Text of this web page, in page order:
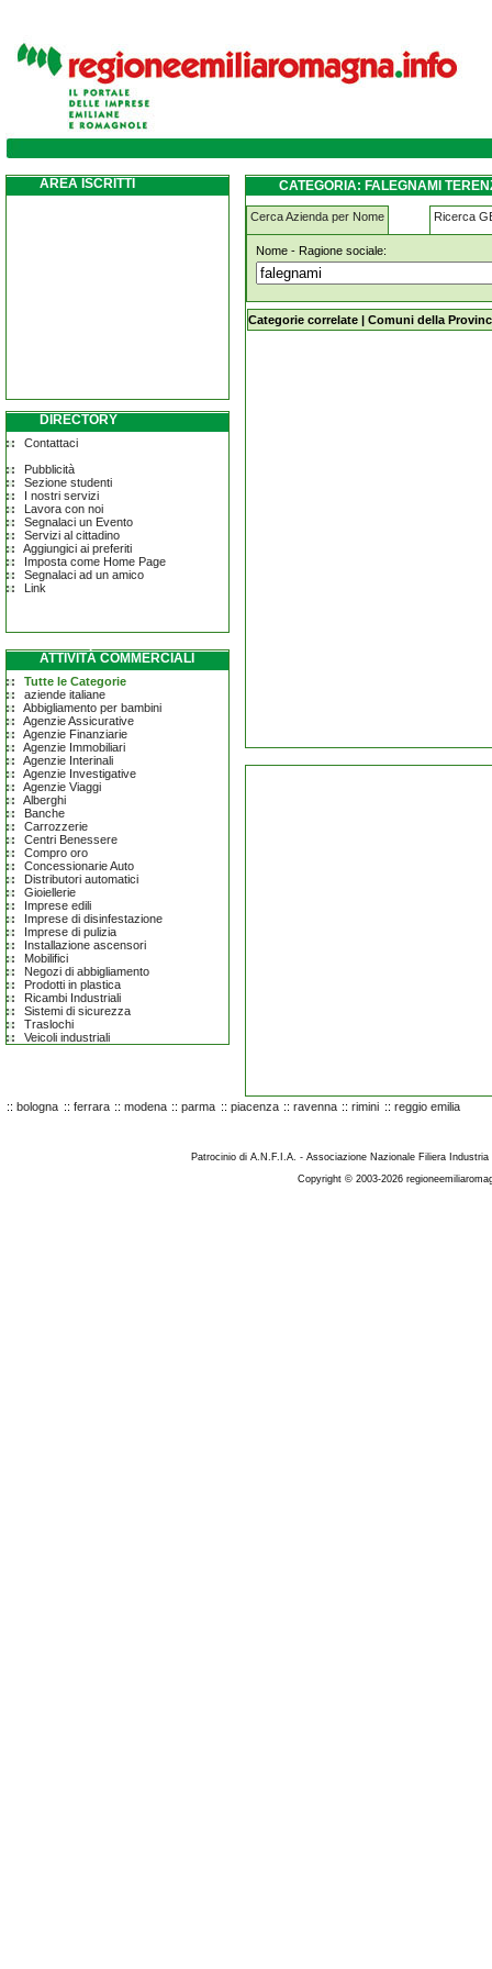
falegnami terenzo
AREA ISCRITTI
DIRECTORY
Contattaci
Pubblicità
Sezione studenti
I nostri servizi
Lavora con noi
Segnalaci un Evento
Servizi al cittadino
Aggiungici ai preferiti
Imposta come Home Page
Segnalaci ad un amico
Link
ATTIVITÀ COMMERCIALI
Tutte le Categorie
aziende italiane
Abbigliamento per bambini
Agenzie Assicurative
Agenzie Finanziarie
Agenzie Immobiliari
Agenzie Interinali
Agenzie Investigative
Agenzie Viaggi
Alberghi
Banche
Carrozzerie
Centri Benessere
Compro oro
Concessionarie Auto
Distributori automatici
Gioiellerie
Imprese edili
Imprese di disinfestazione
Imprese di pulizia
Installazione ascensori
Mobilifici
Negozi di abbigliamento
Prodotti in plastica
Ricambi Industriali
Sistemi di sicurezza
Traslochi
Veicoli industriali
CATEGORIA: FALEGNAMI
Cerca Azienda per Nome Ricerca
Nome - Ragione sociale:
falegnami terenzo
Categorie correlate | Comuni della
:: bologna :: ferrara :: modena :: parma :: piacenza :: ravenna :: rimini :: reggio emilia
Patrocinio di A.N.F.I.A. - Associazione Nazionale Filiera
Copyright © 2003-2026